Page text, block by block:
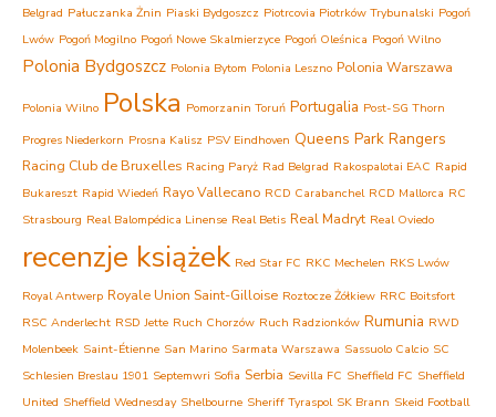
Belgrad Pałuczanka Żnin Piaski Bydgoszcz Piotrcovia Piotrków Trybunalski Pogoń
Lwów Pogoń Mogilno Pogoń Nowe Skalmierzyce Pogoń Oleśnica Pogoń Wilno
Polonia Bydgoszcz Polonia Bytom Polonia Leszno Polonia Warszawa
Polonia Wilno Polska Pomorzanin Toruń Portugalia Post-SG Thorn
Progres Niederkorn Prosna Kalisz PSV Eindhoven Queens Park Rangers
Racing Club de Bruxelles Racing Paryż Rad Belgrad Rakospalotai EAC Rapid
Bukareszt Rapid Wiedeń Rayo Vallecano RCD Carabanchel RCD Mallorca RC
Strasbourg Real Balompédica Linense Real Betis Real Madryt Real Oviedo
recenzje książek Red Star FC RKC Mechelen RKS Lwów
Royal Antwerp Royale Union Saint-Gilloise Roztocze Żółkiew RRC Boitsfort
RSC Anderlecht RSD Jette Ruch Chorzów Ruch Radzionków Rumunia RWD
Molenbeek Saint-Étienne San Marino Sarmata Warszawa Sassuolo Calcio SC
Schlesien Breslau 1901 Septemwri Sofia Serbia Sevilla FC Sheffield FC Sheffield
United Sheffield Wednesday Shelbourne Sheriff Tyraspol SK Brann Skeid Football